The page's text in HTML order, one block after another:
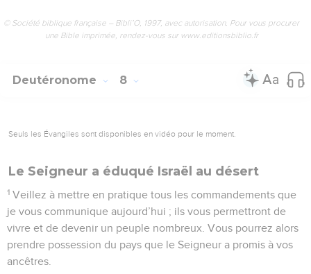
© Société biblique française – Bibli’O, 1997, avec autorisation. Pour vous procurer
une Bible imprimée, rendez-vous sur www.editionsbiblio.fr
Deutéronome 8
Seuls les Évangiles sont disponibles en vidéo pour le moment.
Le Seigneur a éduqué Israël au désert
1 Veillez à mettre en pratique tous les commandements que
je vous communique aujourd’hui ; ils vous permettront de
vivre et de devenir un peuple nombreux. Vous pourrez alors
prendre possession du pays que le Seigneur a promis à vos
ancêtres.